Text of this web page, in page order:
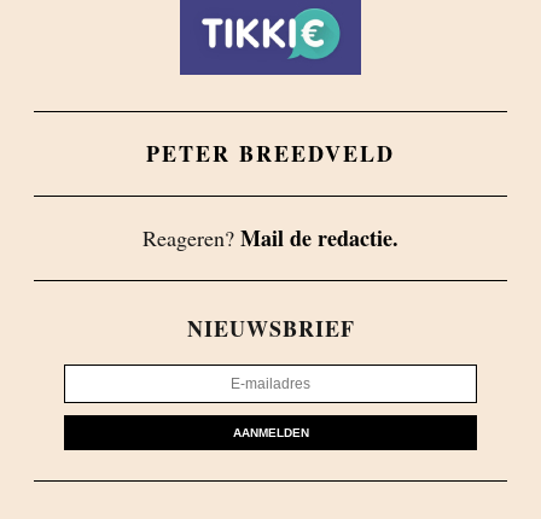
PETER BREEDVELD
Reageren? Mail de redactie.
NIEUWSBRIEF
AANMELDEN